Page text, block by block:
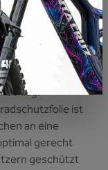
dauerhaftem
am meisten
Lack!
ist
an eine
gerecht
geschützt